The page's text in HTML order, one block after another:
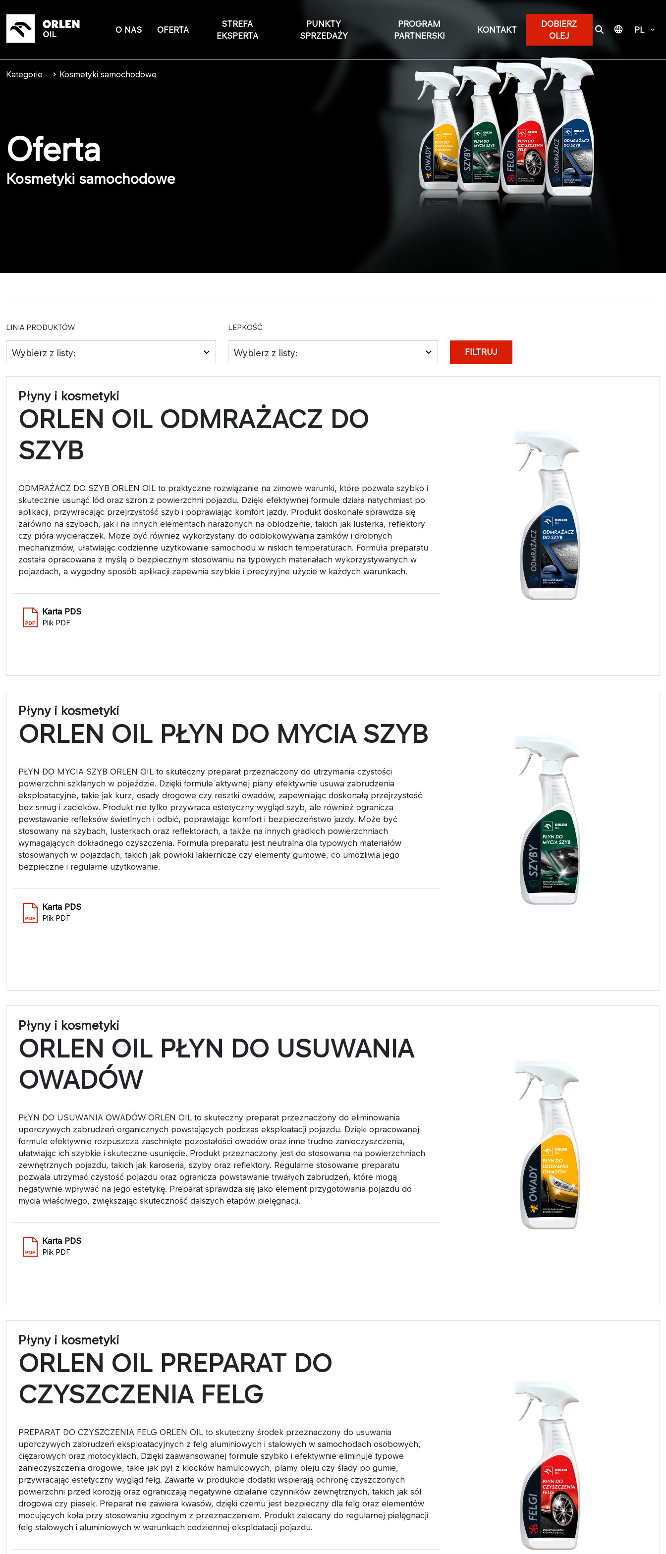
O NAS OFERTA
STREFA
EKSPERTA
PUNKTY
SPRZEDAŻY
PROGRAM
PARTNERSKI
KONTAKT
DOBIERZ
OLEJ
PL
Kategorie> Kosmetyki samochodowe
Oferta
Kosmetyki samochodowe
LINIA PRODUKTÓW
Wybierz z listy:
LEPKOŚĆ
Wybierz z listy: FILTRUJ
Płyny i kosmetyki
ORLEN OIL ODMRAŻACZ DO
SZYB
ODMRAŻACZ DO SZYB ORLEN OIL to praktyczne rozwiązanie na zimowe warunki, które pozwala szybko i
skutecznie usunąć lód oraz szron z powierzchni pojazdu. Dzięki efektywnej formule działa natychmiast po
aplikacji, przywracając przejrzystość szyb i poprawiając komfort jazdy. Produkt doskonale sprawdza się
zarówno na szybach, jak i na innych elementach narażonych na oblodzenie, takich jak lusterka, reflektory
czy pióra wycieraczek. Może być również wykorzystany do odblokowywania zamków i drobnych
mechanizmów, ułatwiając codzienne użytkowanie samochodu w niskich temperaturach. Formuła preparatu
została opracowana z myślą o bezpiecznym stosowaniu na typowych materiałach wykorzystywanych w
pojazdach, a wygodny sposób aplikacji zapewnia szybkie i precyzyjne użycie w każdych warunkach.
Karta PDS
Plik PDF
Płyny i kosmetyki
ORLEN OIL PŁYN DO MYCIA SZYB
PŁYN DO MYCIA SZYB ORLEN OIL to skuteczny preparat przeznaczony do utrzymania czystości
powierzchni szklanych w pojeździe. Dzięki formule aktywnej piany efektywnie usuwa zabrudzenia
eksploatacyjne, takie jak kurz, osady drogowe czy resztki owadów, zapewniając doskonałą przejrzystość
bez smug i zacieków. Produkt nie tylko przywraca estetyczny wygląd szyb, ale również ogranicza
powstawanie refleksów świetlnych i odbić, poprawiając komfort i bezpieczeństwo jazdy. Może być
stosowany na szybach, lusterkach oraz reflektorach, a także na innych gładkich powierzchniach
wymagających dokładnego czyszczenia. Formuła preparatu jest neutralna dla typowych materiałów
stosowanych w pojazdach, takich jak powłoki lakiernicze czy elementy gumowe, co umożliwia jego
bezpieczne i regularne użytkowanie.
Karta PDS
Plik PDF
Płyny i kosmetyki
ORLEN OIL PŁYN DO USUWANIA
OWADÓW
PŁYN DO USUWANIA OWADÓW ORLEN OIL to skuteczny preparat przeznaczony do eliminowania
uporczywych zabrudzeń organicznych powstających podczas eksploatacji pojazdu. Dzięki opracowanej
formule efektywnie rozpuszcza zaschnięte pozostałości owadów oraz inne trudne zanieczyszczenia,
ułatwiając ich szybkie i skuteczne usunięcie. Produkt przeznaczony jest do stosowania na powierzchniach
zewnętrznych pojazdu, takich jak karoseria, szyby oraz reflektory. Regularne stosowanie preparatu
pozwala utrzymać czystość pojazdu oraz ogranicza powstawanie trwałych zabrudzeń, które mogą
negatywnie wpływać na jego estetykę. Preparat sprawdza się jako element przygotowania pojazdu do
mycia właściwego, zwiększając skuteczność dalszych etapów pielęgnacji.
Karta PDS
Plik PDF
Płyny i kosmetyki
ORLEN OIL PREPARAT DO
CZYSZCZENIA FELG
PREPARAT DO CZYSZCZENIA FELG ORLEN OIL to skuteczny środek przeznaczony do usuwania
uporczywych zabrudzeń eksploatacyjnych z felg aluminiowych i stalowych w samochodach osobowych,
ciężarowych oraz motocyklach. Dzięki zaawansowanej formule szybko i efektywnie eliminuje typowe
zanieczyszczenia drogowe, takie jak pył z klocków hamulcowych, plamy oleju czy ślady po gumie,
przywracając estetyczny wygląd felg. Zawarte w produkcie dodatki wspierają ochronę czyszczonych
powierzchni przed korozją oraz ograniczają negatywne działanie czynników zewnętrznych, takich jak sól
drogowa czy piasek. Preparat nie zawiera kwasów, dzięki czemu jest bezpieczny dla felg oraz elementów
mocujących koła przy stosowaniu zgodnym z przeznaczeniem. Produkt zalecany do regularnej pielęgnacji
felg stalowych i aluminiowych w warunkach codziennej eksploatacji pojazdu.